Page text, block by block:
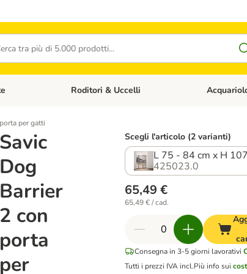
Categoria: CaniApri Menù Categoria: Diete
Roditori & Uccelli Apri Menù
per gatti
Savic
Dog
Barrier
2 con
porta
per
Scegli l'articolo (2 varianti)
L 75 - 84 cm x H
425023.0
65,49 €
65,49 € / cad.
Consegna in 3-5 giorni lavorativi
Tutti i prezzi IVA incl.Più info sui